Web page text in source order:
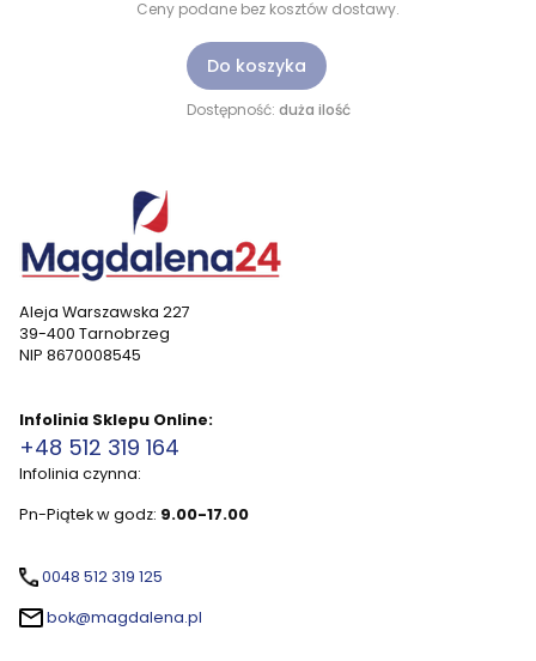
Ceny podane bez kosztów dostawy.
Do koszyka
Dostępność: duża ilość
Aleja Warszawska 227
39-400 Tarnobrzeg
NIP 8670008545
Infolinia Sklepu Online:
+48 512 319 164
Infolinia czynna:
Pn-Piątek w godz: 9.00-17.00
0048 512 319 125
bok@magdalena.pl